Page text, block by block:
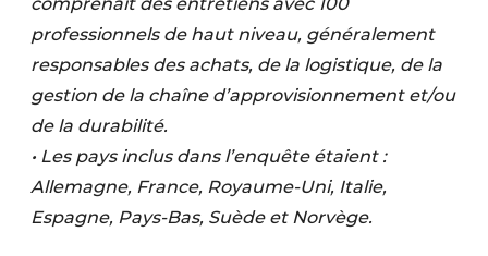
professionnels de haut niveau, généralement
responsables des achats, de la logistique, de la
gestion de la chaîne d’approvisionnement et/ou
de la durabilité.
• Les pays inclus dans l’enquête étaient :
Allemagne, France, Royaume-Uni, Italie,
Espagne, Pays-Bas, Suède et Norvège.